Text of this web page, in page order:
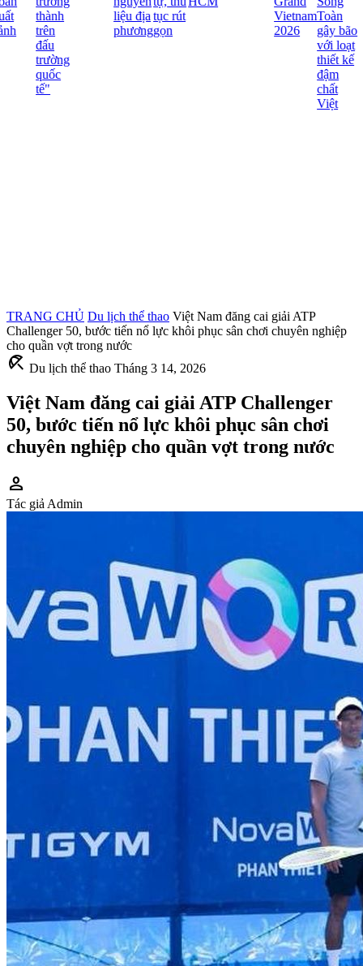
thành
trên
đấu
trường
quốc
tế"
liệu địa
phương
tục rút
gọn
Vietnam
2026
Toàn
gây bão
với loạt
thiết kế
đậm
chất
Việt
TRANG CHỦ Du lịch thể thao Việt Nam đăng cai giải ATP
Challenger 50, bước tiến nổ lực khôi phục sân chơi chuyên nghiệp
cho quần vợt trong nước
beach_access Du lịch thể thao Tháng 3 14, 2026
Việt Nam đăng cai giải ATP Challenger
50, bước tiến nổ lực khôi phục sân chơi
chuyên nghiệp cho quần vợt trong nước
person
Tác giả Admin